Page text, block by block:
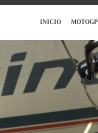
INICIO MOTOGP